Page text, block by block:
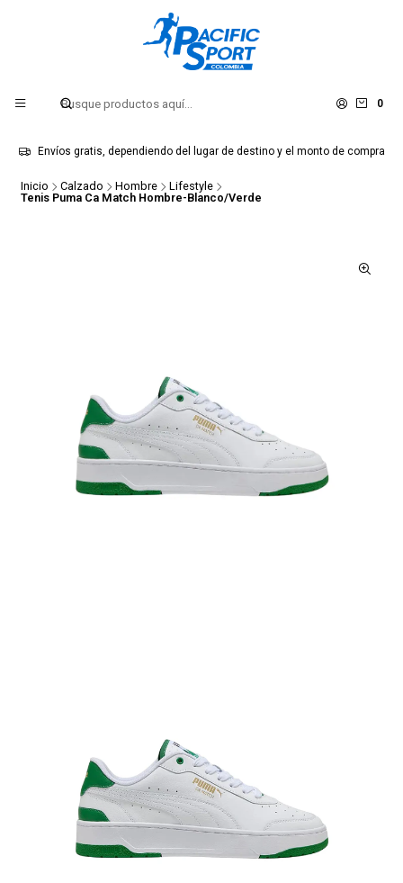
0
Envíos gratis, dependiendo del lugar de destino y el monto de compra
Inicio Calzado Hombre
Lifestyle
Tenis Puma Ca Match Hombre-Blanco/Verde